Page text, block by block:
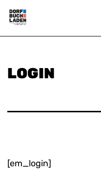
Zum
Inhalt
springen
LOGIN
[em_login]